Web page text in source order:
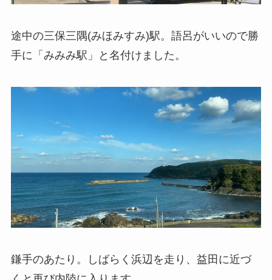
途中の三保三隅(みほみすみ)駅。語呂がいいので勝
手に「みみみ駅」と名付けました。
鎌手のあたり。しばらく浜辺を走り、益田に近づ